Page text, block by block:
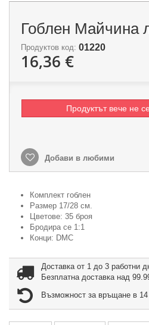
Гоблен Майчина
Продуктов код: 01220
16,36 €
Продуктът вече не
Добави в любими
Комплект гоблен
Размер 17/28 см.
Цветове: 35 броя
Бродира се 1:1
Конци: DMC
Доставка от 1 до 3 работни
Безплатна доставка над
Възможност за връщане в 14